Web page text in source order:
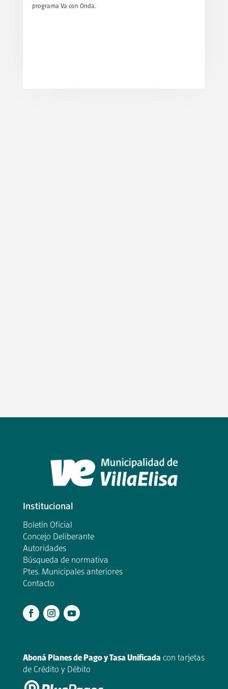
programa Va con Onda.
Institucional
Boletín Oficial
Concejo Deliberante
Autoridades
Búsqueda de normativa
Ptes. Municipales anteriores
Contacto
Aboná Planes de Pago y Tasa Unificada con tarjetas
de Crédito y Débito